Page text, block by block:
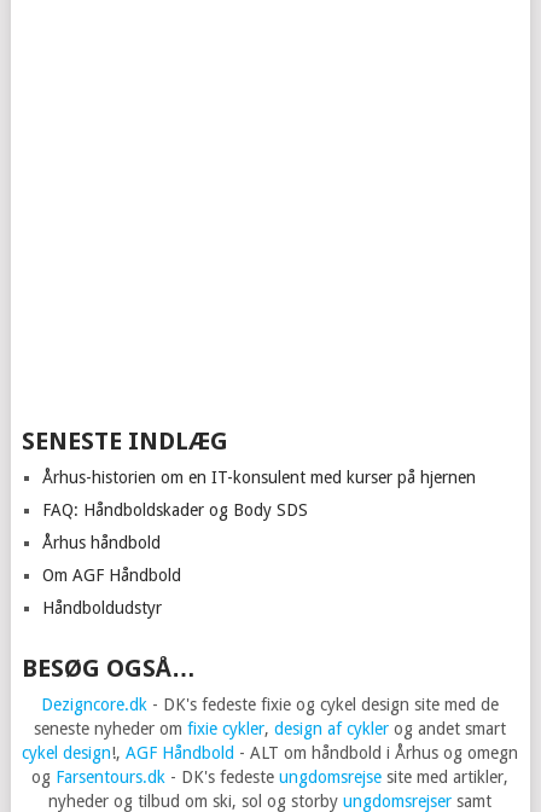
SENESTE INDLÆG
Århus-historien om en IT-konsulent med kurser på hjernen
FAQ: Håndboldskader og Body SDS
Århus håndbold
Om AGF Håndbold
Håndboldudstyr
BESØG OGSÅ…
Dezigncore.dk - DK's fedeste fixie og cykel design site med de
seneste nyheder omfixie cykler,design af cykler og andet smart
cykel design!,AGF Håndbold - ALT om håndbold i Århus og omegn
og Farsentours.dk - DK's fedesteungdomsrejse site med artikler,
nyheder og tilbud om ski, sol og storbyungdomsrejser samt